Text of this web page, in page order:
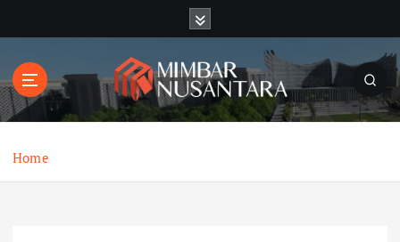
t
o
Home